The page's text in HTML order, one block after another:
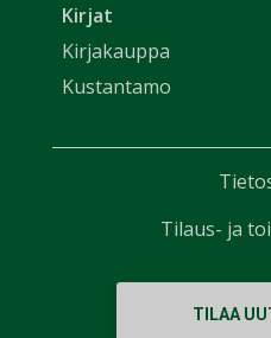
Kirjat
Kirjakauppa
Kustantamo
TILAA
Tilaus- ja